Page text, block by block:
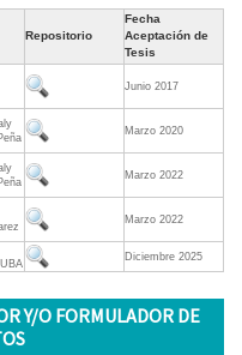
Repositorio
Fecha
Aceptación de
Tesis
Junio 2017
Marzo 2020
Marzo 2022
Marzo 2022
Diciembre 2025
Y/O FORMULADOR DE